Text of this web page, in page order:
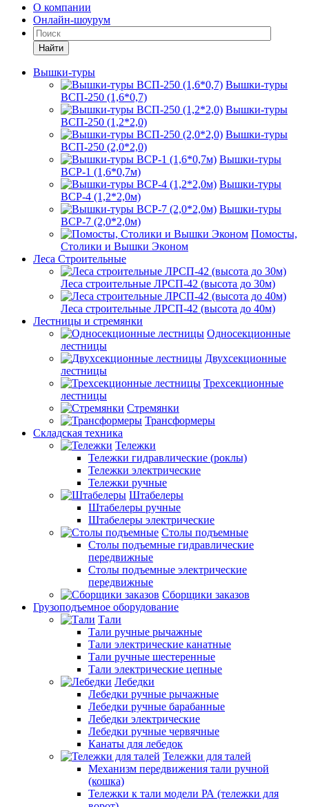
О компании
Онлайн-шоурум
Найти
Вышки-туры
Вышки-туры
ВСП-250 (1,6*0,7)
Вышки-туры
ВСП-250 (1,2*2,0)
Вышки-туры
ВСП-250 (2,0*2,0)
Вышки-туры
ВСР-1 (1,6*0,7м)
Вышки-туры
ВСР-4 (1,2*2,0м)
Вышки-туры
ВСР-7 (2,0*2,0м)
Помосты,
Столики и Вышки Эконом
Леса Строительные
Леса строительные ЛРСП-42 (высота до 30м)
Леса строительные ЛРСП-42 (высота до 40м)
Лестницы и стремянки
Односекционные
лестницы
Двухсекционные
лестницы
Трехсекционные
лестницы
Стремянки
Трансформеры
Складская техника
Тележки
Тележки гидравлические (роклы)
Тележки электрические
Тележки ручные
Штабелеры
Штабелеры ручные
Штабелеры электрические
Столы подъемные
Столы подъемные гидравлические
передвижные
Столы подъемные электрические
передвижные
Сборщики заказов
Грузоподъемное оборудование
Тали
Тали ручные рычажные
Тали электрические канатные
Тали ручные шестеренные
Тали электрические цепные
Лебедки
Лебедки ручные рычажные
Лебедки ручные барабанные
Лебедки электрические
Лебедки ручные червячные
Канаты для лебедок
Тележки для талей
Механизм передвижения тали ручной
(кошка)
Тележки к тали модели РА (тележки для